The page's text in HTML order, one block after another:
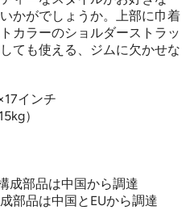
近い
を選択して
下書きとし
デザインを
存されました。編集や
てください
レビューす
かがでしょうか。上部に巾着
カラーのショルダーストラッ
ても使える、ジムに欠かせな
インチ
）
成部品は中国から調達
部品は中国とEUから調達